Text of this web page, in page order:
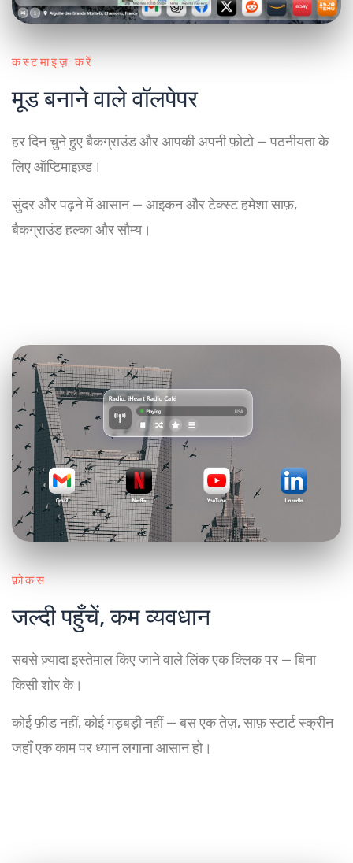
कस्टमाइज़ करें
मूड बनाने वाले वॉलपेपर
हर दिन चुने हुए बैकग्राउंड और आपकी अपनी फ़ोटो — पठनीयता के
लिए ऑप्टिमाइज़्ड।
सुंदर और पढ़ने में आसान — आइकन और टेक्स्ट हमेशा साफ़,
बैकग्राउंड हल्का और सौम्य।
फ़ोकस
जल्दी पहुँचें, कम व्यवधान
सबसे ज़्यादा इस्तेमाल किए जाने वाले लिंक एक क्लिक पर — बिना
किसी शोर के।
कोई फ़ीड नहीं, कोई गड़बड़ी नहीं — बस एक तेज़, साफ़ स्टार्ट स्क्रीन
जहाँ एक काम पर ध्यान लगाना आसान हो।